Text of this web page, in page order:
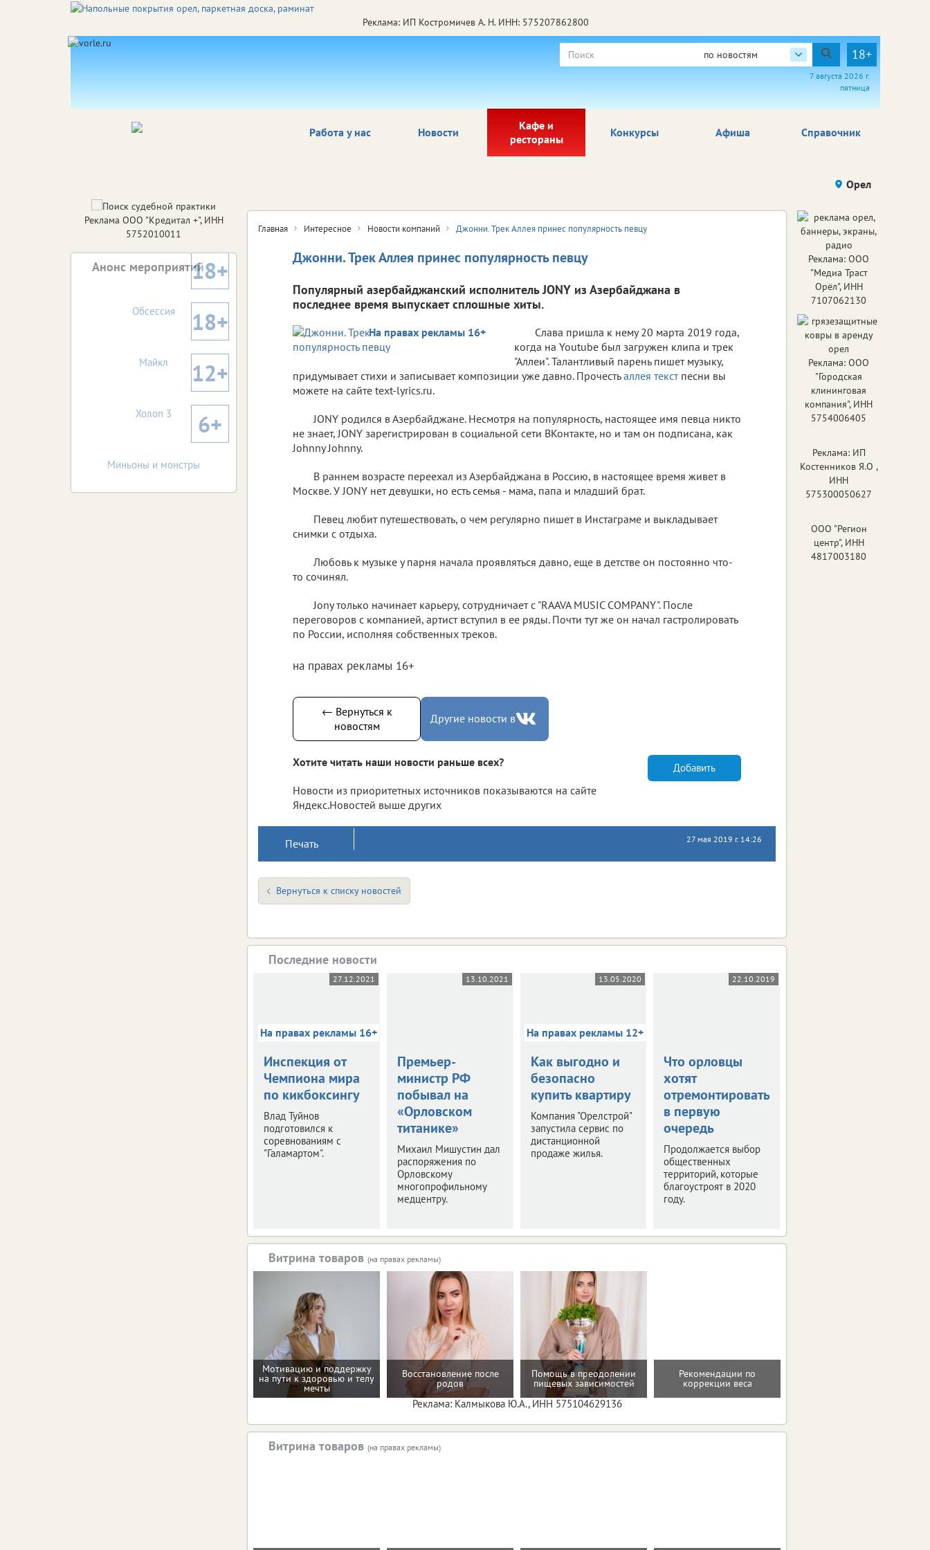
Реклама: ИП Костромичев А. Н. ИНН: 575207862800
по новостям 18+
7 августа 2026 г.
пятница
Работа у нас Новости
Кафе и
рестораны
Афиша Справочник
Конкурсы
Орел
Главная Интересное Новости компаний Джонни. Трек Аллея принес популярность певцу
Джонни. Трек Аллея принес популярность певцу
Популярный азербайджанский исполнитель JONY из Азербайджана в
последнее время выпускает сплошные хиты.
На правах рекламы 16+
Слава пришла к нему 20 марта 2019 года,
когда на Youtube был загружен клипа и трек
"Аллеи". Талантливый парень пишет музыку,
придумывает стихи и записывает композиции уже давно. Прочестьаллея текстпесни вы
можете на сайте text-lyrics.ru.
JONY родился в Азербайджане. Несмотря на популярность, настоящее имя певца никто
не знает, JONY зарегистрирован в социальной сети ВКонтакте, но и там он подписана, как
Johnny Johnny.
В раннем возрасте переехал из Азербайджана в Россию, в настоящее время живет в
Москве. У JONY нет девушки, но есть семья - мама, папа и младший брат.
Певец любит путешествовать, о чем регулярно пишет в Инстаграме и выкладывает
снимки с отдыха.
Любовь к музыке у парня начала проявляться давно, еще в детстве он постоянно что-
то сочинял.
Jony только начинает карьеру, сотрудничает с "RAAVA MUSIC COMPANY". После
переговоров с компанией, артист вступил в ее ряды. Почти тут же он начал гастролировать
по России, исполняя собственных треков.
на правах рекламы 16+
← Вернуться к
новостям
Другие новости в
Хотите читать наши новости раньше всех?
Новости из приоритетных источников показываются на сайте
Яндекс.Новостей выше других
Добавить
Печать 27 мая 2019 г. 14:26
Вернуться к списку новостей
Последние новости
27.12.2021
На правах рекламы 16+
Инспекция от
Чемпиона мира
по кикбоксингу
Влад Туйнов
подготовился к
соревнованиям с
"Галамартом".
13.10.2021
Премьер-
министр РФ
побывал на
«Орловском
титанике»
Михаил Мишустин дал
распоряжения по
Орловскому
многопрофильному
медцентру.
13.05.2020
На правах рекламы 12+
Как выгодно и
безопасно
купить квартиру
Компания "Орелстрой"
запустила сервис по
дистанционной
продаже жилья.
22.10.2019
Что орловцы
хотят
отремонтировать
в первую
очередь
Продолжается выбор
общественных
территорий, которые
благоустроят в 2020
году.
Витрина товаров (на правах рекламы)
Мотивацию и поддержку
на пути к здоровью и телу
мечты
Восстановление после
родов
Помощь в преодолении
пищевых зависимостей
Рекомендации по
коррекции веса
Реклама: Калмыкова Ю.А., ИНН 575104629136
Витрина товаров (на правах рекламы)
Реклама ООО "Кредитал +", ИНН
5752010011
Анонс мероприятий18+
Обсессия 18+
Майкл 12+
Холоп 3 6+
Миньоны и монстры
Реклама: ООО
"Медиа Траст
Орёл", ИНН
7107062130
Реклама: ООО
"Городская
клининговая
компания", ИНН
5754006405
Реклама: ИП
Костенников Я.О ,
ИНН
575300050627
ООО "Регион
центр", ИНН
4817003180